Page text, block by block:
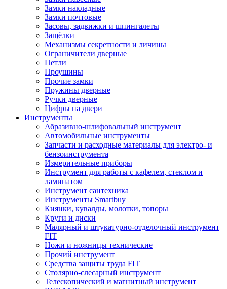
Замки накладные
Замки почтовые
Засовы, задвижки и шпингалеты
Защёлки
Механизмы секретности и личины
Ограничители дверные
Петли
Проушины
Прочие замки
Пружины дверные
Ручки дверные
Цифры на двери
Инструменты
Абразивно-шлифовальный инструмент
Автомобильные инструменты
Запчасти и расходные материалы для электро- и
бензоинструмента
Измерительные приборы
Инструмент для работы с кафелем, стеклом и
ламинатом
Инструмент сантехника
Инструменты Smartbuy
Киянки, кувалды, молотки, топоры
Круги и диски
Малярный и штукатурно-отделочный инструмент
FIT
Ножи и ножницы технические
Прочий инструмент
Средства защиты труда FIT
Столярно-слесарный инструмент
Телескопический и магнитный инструмент